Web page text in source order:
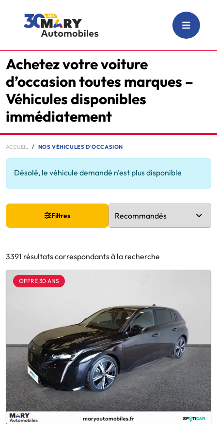
Achetez votre voiture
d’occasion toutes marques –
Véhicules disponibles
immédiatement
ACCUEIL NOS VÉHICULES D'OCCASION
Désolé, le véhicule demandé n'est plus disponible
Filtres
3391 résultats correspondants à la recherche
OFFRE 30 ANS